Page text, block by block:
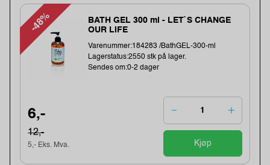
-48%
BATH GEL 300 ml - LET`S CHANGE
OUR LIFE
Varenummer:184283 /BathGEL-300-ml
Lagerstatus:2550 stk på lager.
Sendes om:0-2 dager
6,-
12,-
5,- Eks. Mva. Kjøp